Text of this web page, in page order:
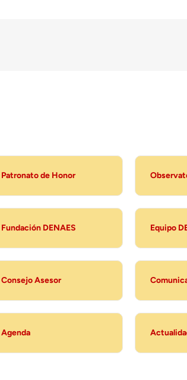
Patronato de Honor
Fundación DENAES Equipo
Consejo Asesor
Agenda